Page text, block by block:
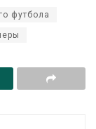
футбола